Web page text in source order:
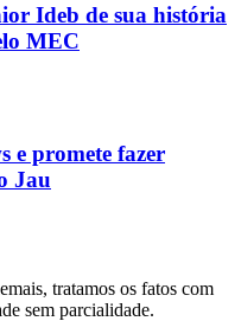
Ideb de sua história
MEC
e promete fazer
Jau
tratamos os fatos com
sem parcialidade.